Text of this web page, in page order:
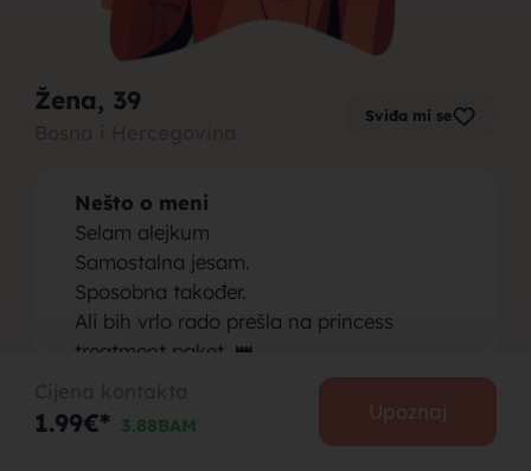
Žena, 39 Sviđa mi se
Nešto o meni
Selam alejkum
Samostalna jesam.
Sposobna također.
Ali bih vrlo rado prešla na princess
treatment paket. 👑
Tražim muškarca koji će mi pokvariti
naviku da sve moram sama. 🤭
Osoba koju tražim
1.99€* 3.88BAM
Upoznaj
brak,
muskarci
za brak,